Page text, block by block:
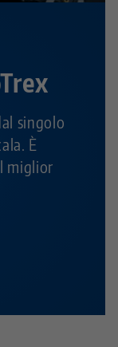
singolo
È
miglior